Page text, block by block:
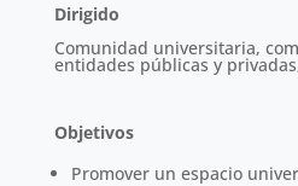
Dirigido
Comunidad universitaria,
entidades públicas y
Objetivos
Promover un espacio